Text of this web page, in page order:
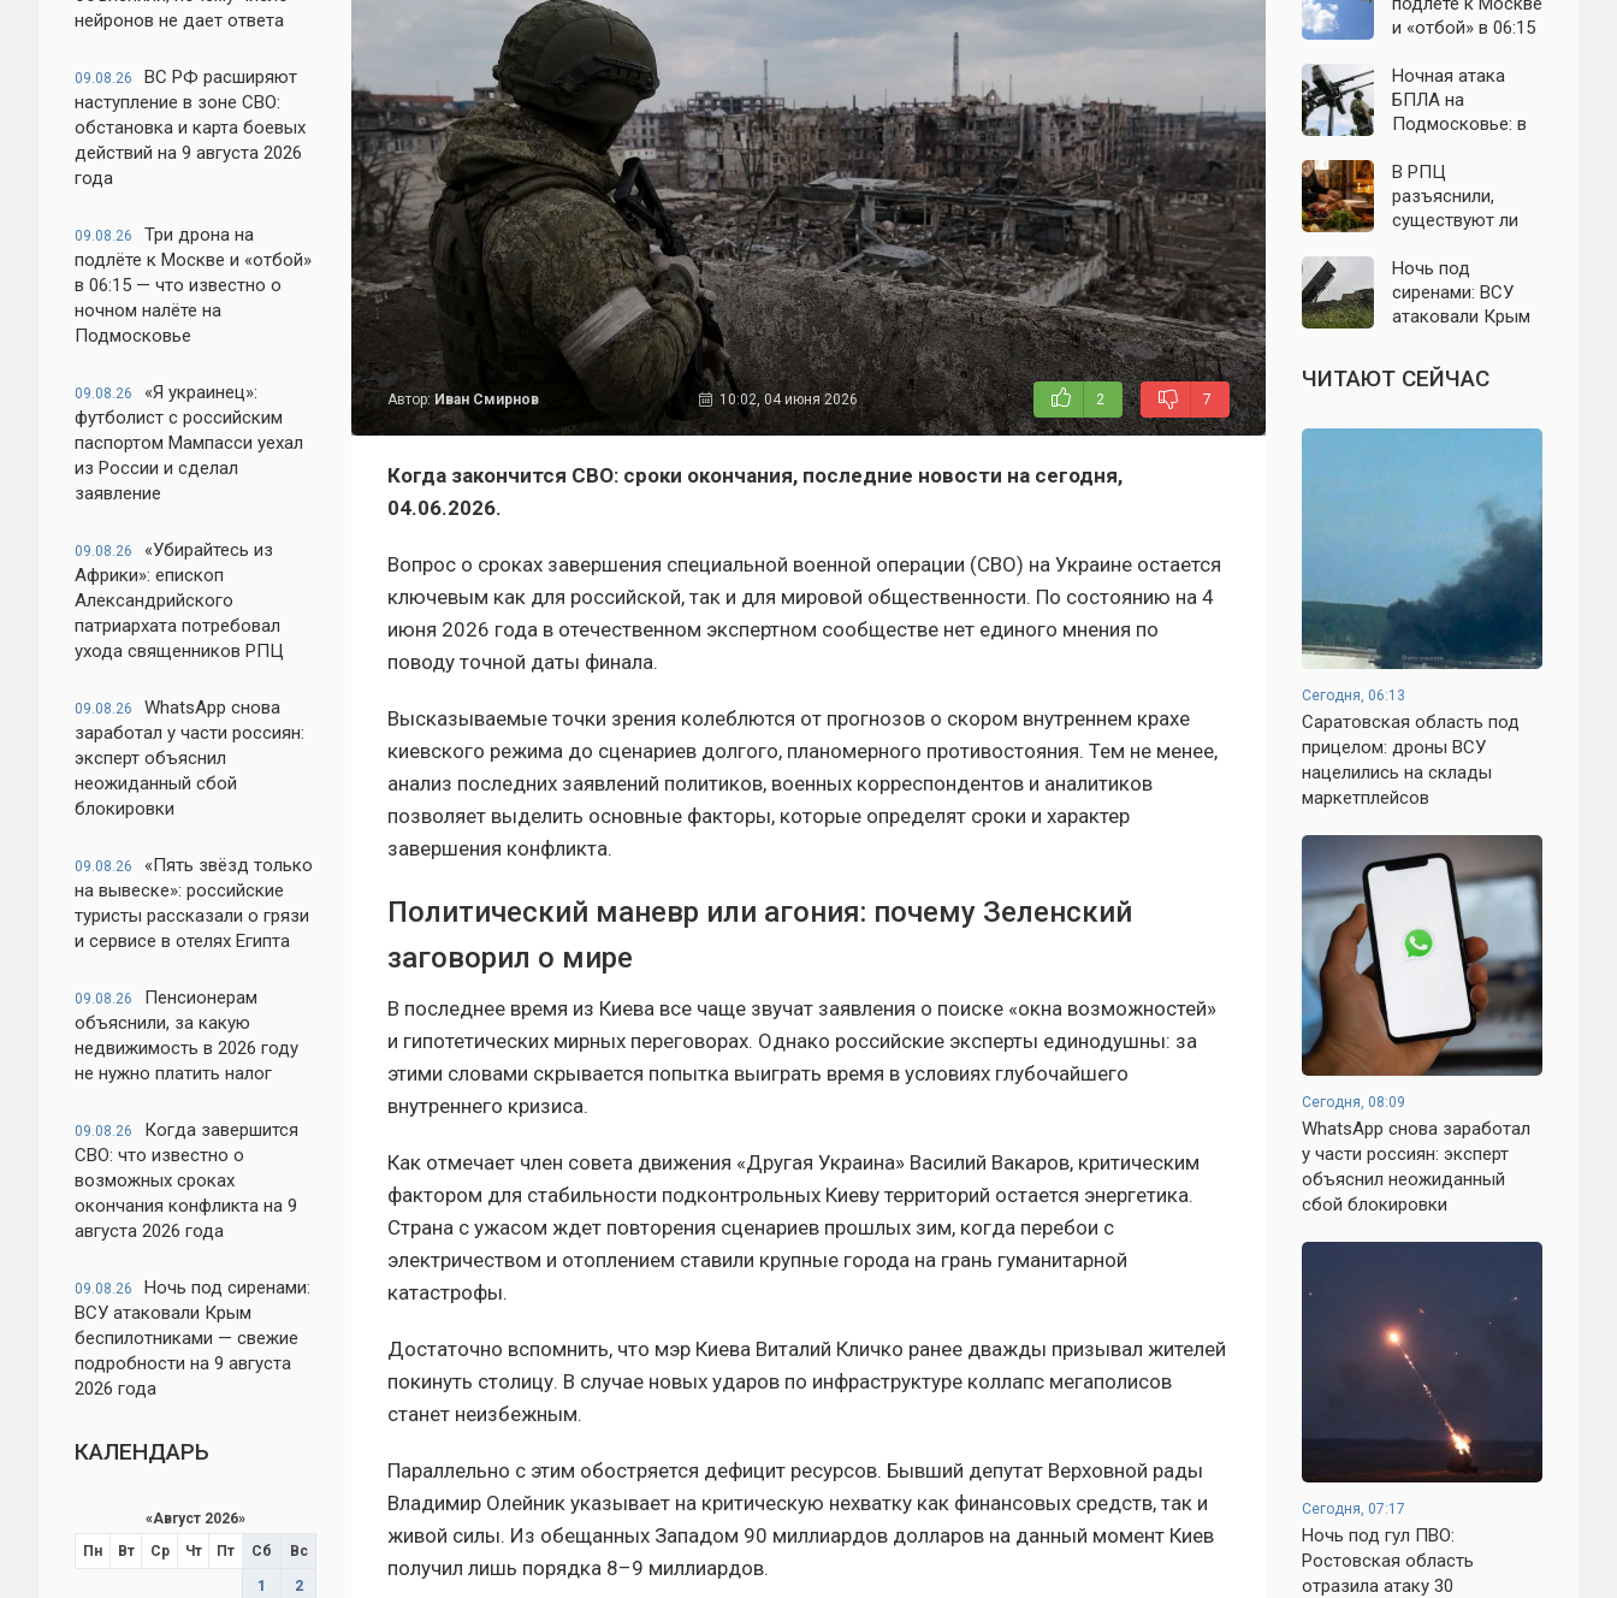
нейронов не дает ответа
09.08.26
ВС РФ расширяют
наступление в зоне СВО:
обстановка и карта боевых
действий на 9 августа 2026
года
09.08.26
Три дрона на
подлёте к Москве и «отбой»
в 06:15 — что известно о
ночном налёте на
Подмосковье
09.08.26
«Я украинец»:
футболист с российским
паспортом Мампасси уехал
из России и сделал
заявление
09.08.26
«Убирайтесь из
Африки»: епископ
Александрийского
патриархата потребовал
ухода священников РПЦ
09.08.26
WhatsApp снова
заработал у части россиян:
эксперт объяснил
неожиданный сбой
блокировки
09.08.26
«Пять звёзд только
на вывеске»: российские
туристы рассказали о грязи
и сервисе в отелях Египта
09.08.26
Пенсионерам
объяснили, за какую
недвижимость в 2026 году
не нужно платить налог
09.08.26
Когда завершится
СВО: что известно о
возможных сроках
окончания конфликта на 9
августа 2026 года
09.08.26
Ночь под сиренами:
ВСУ атаковали Крым
беспилотниками — свежие
подробности на 9 августа
2026 года
КАЛЕНДАРЬ
«Август 2026»
Пн
Вт Ср Чт Пт Сб Вс
1 2
Автор: Иван Смирнов 10:02, 04 июня 2026 2 7
Когда закончится СВО: сроки окончания, последние новости на сегодня,
04.06.2026.
Вопрос о сроках завершения специальной военной операции (СВО) на Украине остается
ключевым как для российской, так и для мировой общественности. По состоянию на 4
июня 2026 года в отечественном экспертном сообществе нет единого мнения по
поводу точной даты финала.
Высказываемые точки зрения колеблются от прогнозов о скором внутреннем крахе
киевского режима до сценариев долгого, планомерного противостояния. Тем не менее,
анализ последних заявлений политиков, военных корреспондентов и аналитиков
позволяет выделить основные факторы, которые определят сроки и характер
завершения конфликта.
Политический маневр или агония: почему Зеленский
заговорил о мире
В последнее время из Киева все чаще звучат заявления о поиске «окна возможностей»
и гипотетических мирных переговорах. Однако российские эксперты единодушны: за
этими словами скрывается попытка выиграть время в условиях глубочайшего
внутреннего кризиса.
Как отмечает член совета движения «Другая Украина» Василий Вакаров, критическим
фактором для стабильности подконтрольных Киеву территорий остается энергетика.
Страна с ужасом ждет повторения сценариев прошлых зим, когда перебои с
электричеством и отоплением ставили крупные города на грань гуманитарной
катастрофы.
Достаточно вспомнить, что мэр Киева Виталий Кличко ранее дважды призывал жителей
покинуть столицу. В случае новых ударов по инфраструктуре коллапс мегаполисов
станет неизбежным.
Параллельно с этим обостряется дефицит ресурсов. Бывший депутат Верховной рады
Владимир Олейник указывает на критическую нехватку как финансовых средств, так и
живой силы. Из обещанных Западом 90 миллиардов долларов на данный момент Киев
получил лишь порядка 8–9 миллиардов.
растут слухи о
известно к 7
и «отбой» в 06:15
ночном налёте на
Подмосковье
Ночная атака
БПЛА на
Подмосковье: в
округе сбиты
воздушные цели
В РПЦ
разъяснили,
существуют ли
которые
православным
нельзя есть даже
Ночь под
сиренами: ВСУ
атаковали Крым
— свежие
подробности на 9
ЧИТАЮТ СЕЙЧАС
Сегодня, 06:13
Саратовская область под
прицелом: дроны ВСУ
нацелились на склады
маркетплейсов
Сегодня, 08:09
WhatsApp снова заработал
у части россиян: эксперт
объяснил неожиданный
сбой блокировки
Сегодня, 07:17
Ночь под гул ПВО:
Ростовская область
отразила атаку 30